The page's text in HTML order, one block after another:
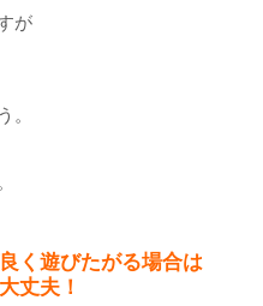
が
。
く遊びたがる場合は
丈夫！